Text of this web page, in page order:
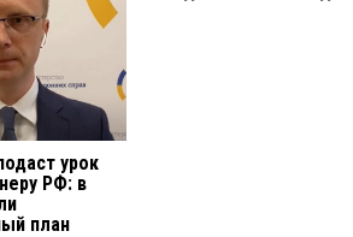
урок
РФ: в
план